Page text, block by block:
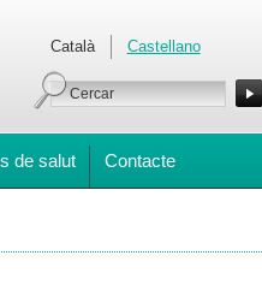
Català Castellano
de salut Contacte